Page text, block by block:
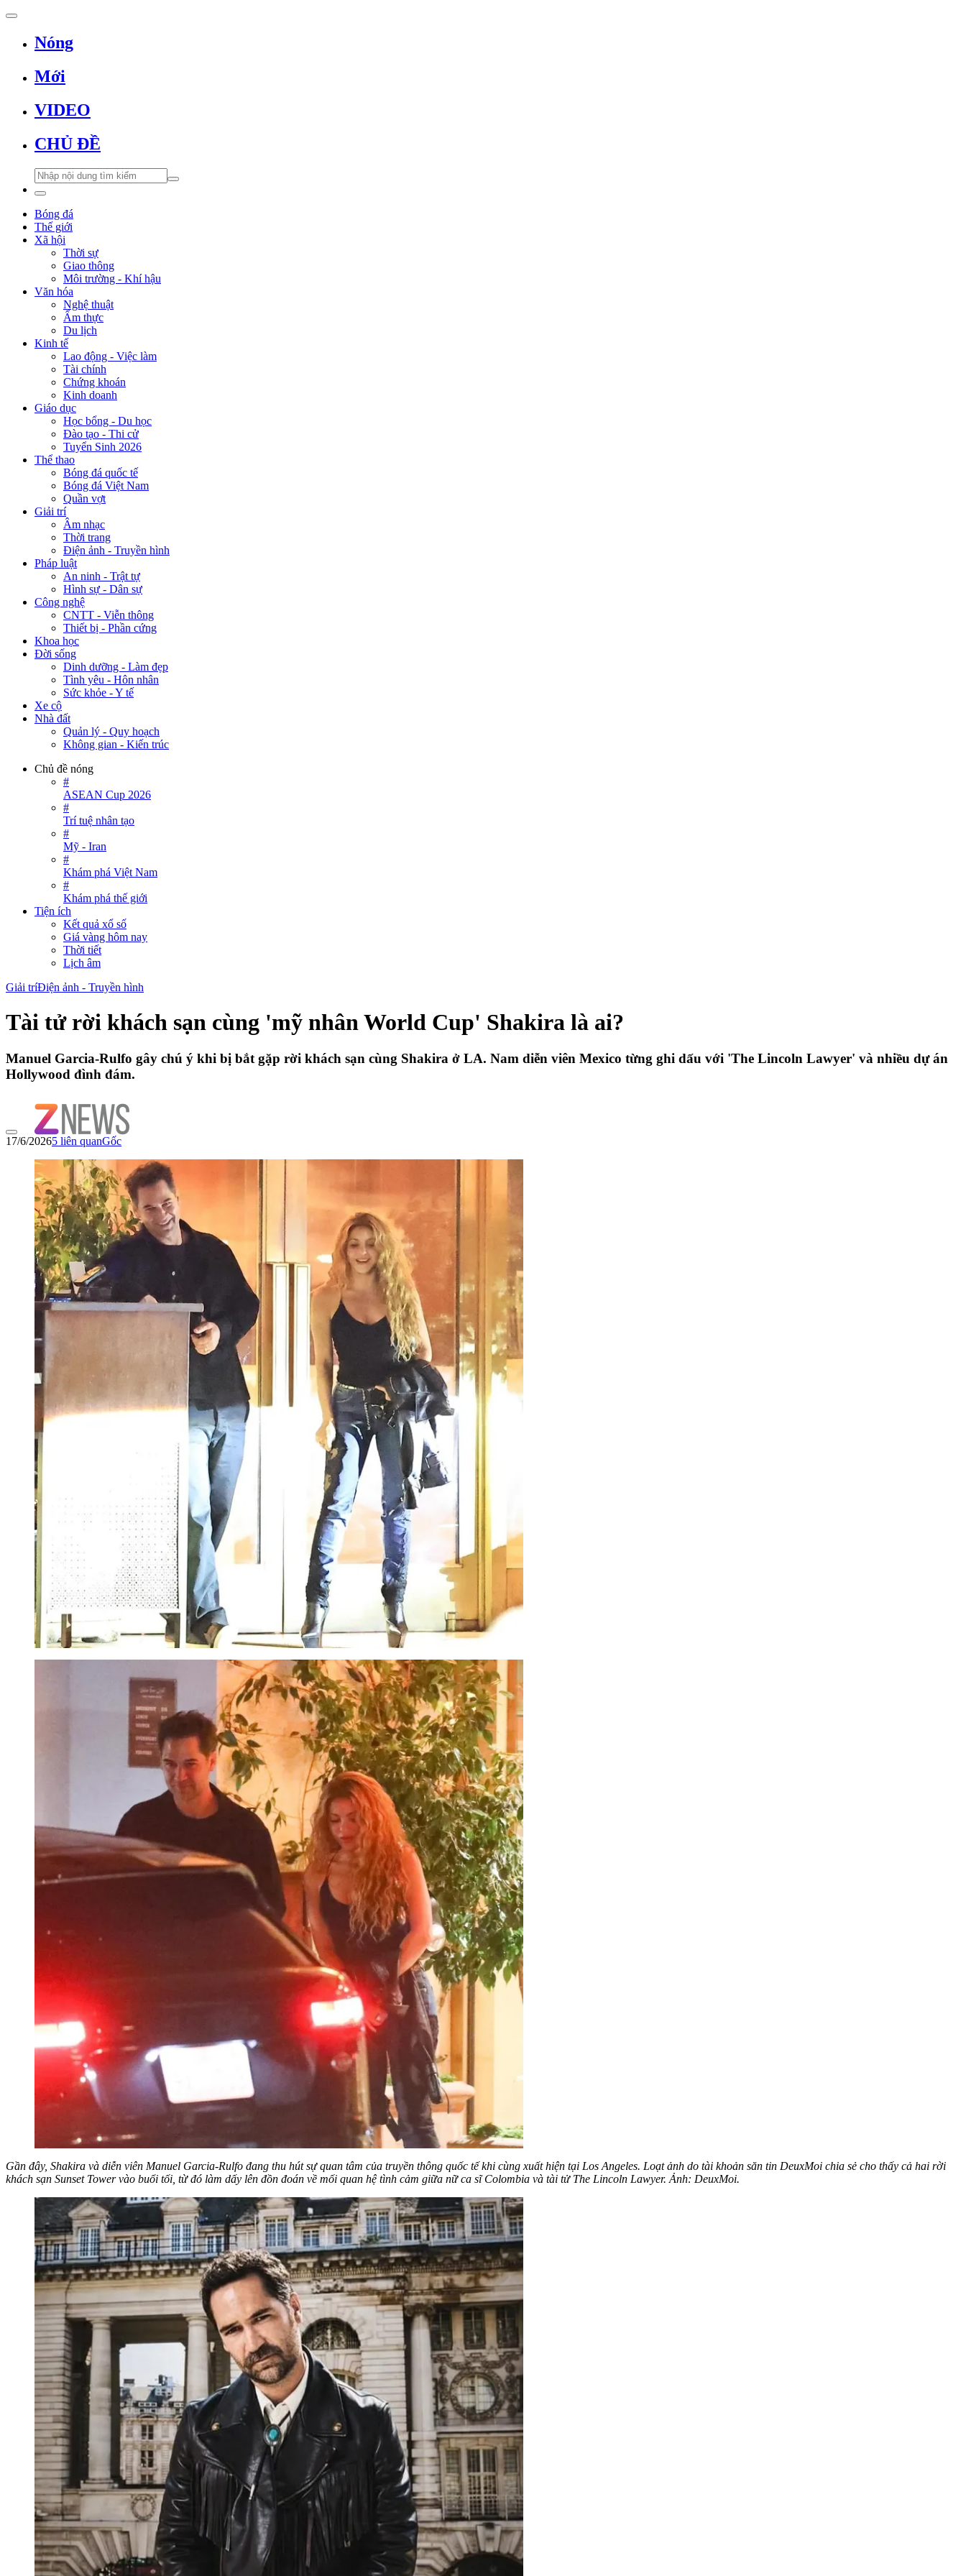
Nóng
Mới
VIDEO
CHỦ ĐỀ
Bóng đá
Thế giới
Xã hội
Thời sự
Giao thông
Môi trường - Khí hậu
Văn hóa
Nghệ thuật
Ẩm thực
Du lịch
Kinh tế
Lao động - Việc làm
Tài chính
Chứng khoán
Kinh doanh
Giáo dục
Học bổng - Du học
Đào tạo - Thi cử
Tuyển Sinh 2026
Thể thao
Bóng đá quốc tế
Bóng đá Việt Nam
Quần vợt
Giải trí
Âm nhạc
Thời trang
Điện ảnh - Truyền hình
Pháp luật
An ninh - Trật tự
Hình sự - Dân sự
Công nghệ
CNTT - Viễn thông
Thiết bị - Phần cứng
Khoa học
Đời sống
Dinh dưỡng - Làm đẹp
Tình yêu - Hôn nhân
Sức khỏe - Y tế
Xe cộ
Nhà đất
Quản lý - Quy hoạch
Không gian - Kiến trúc
Chủ đề nóng
#
ASEAN Cup 2026
#
Trí tuệ nhân tạo
#
Mỹ - Iran
#
Khám phá Việt Nam
#
Khám phá thế giới
Tiện ích
Kết quả xổ số
Giá vàng hôm nay
Thời tiết
Lịch âm
Giải tríĐiện ảnh - Truyền hình
Tài tử rời khách sạn cùng 'mỹ nhân World Cup' Shakira là ai?
Manuel Garcia-Rulfo gây chú ý khi bị bắt gặp rời khách sạn cùng Shakira ở LA. Nam diễn viên Mexico từng ghi dấu với 'The Lincoln Lawyer' và nhiều dự án
Hollywood đình đám.
17/6/20265 liên quanGốc
Gần đây, Shakira và diễn viên Manuel Garcia-Rulfo đang thu hút sự quan tâm của truyền thông quốc tế khi cùng xuất hiện tại Los Angeles. Loạt ảnh do tài khoản săn tin DeuxMoi chia sẻ cho thấy cả hai rời
khách sạn Sunset Tower vào buổi tối, từ đó làm dấy lên đồn đoán về mối quan hệ tình cảm giữa nữ ca sĩ Colombia và tài tử The Lincoln Lawyer. Ảnh: DeuxMoi.